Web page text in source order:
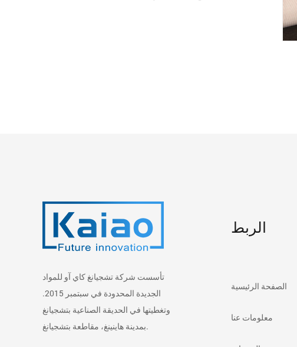
تأسست شركة تشجيانغ كاي آو للمواد
الجديدة المحدودة في سبتمبر 2015.
وتغطيتها في الحديقة الصناعية بتشجيانغ
بمدينة هاينينغ، مقاطعة بتشجيانغ.
الربط
الصفحة الرئيسية
معلومات عنا